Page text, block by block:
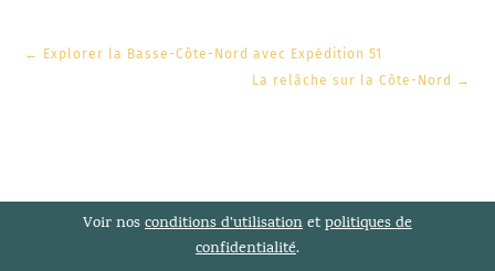
←
Explorer la Basse-Côte-Nord avec Expédition 51
La relâche sur la Côte-Nord
→
Voir nosconditions d’utilisationetpolitiques de
confidentialité.